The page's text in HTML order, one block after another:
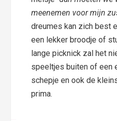
meenemen voor mijn
dreumes kan zich best
een lekker broodje of
lange picknick zal het
speeltjes buiten of een
schepje en ook de
prima.